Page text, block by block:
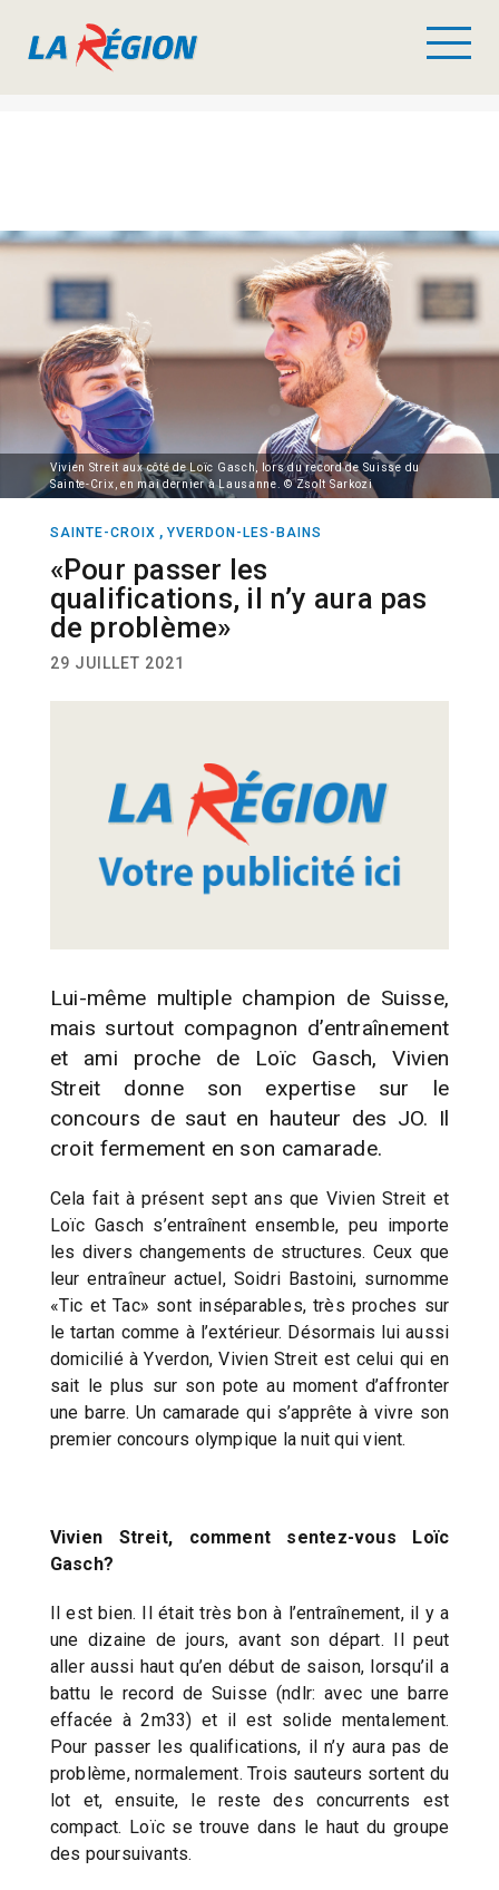
Vivien Streit aux côté de Loïc Gasch, lors du record de Suisse du
Sainte-Crix, en mai dernier à Lausanne. © Zsolt Sarkozi
SAINTE-CROIX , YVERDON-LES-BAINS
«Pour passer les
qualifications, il n’y aura pas
de problème»
29 JUILLET 2021
Lui-même multiple champion de Suisse,
mais surtout compagnon d’entraînement
et ami proche de Loïc Gasch, Vivien
Streit donne son expertise sur le
concours de saut en hauteur des JO. Il
croit fermement en son camarade.
Cela fait à présent sept ans que Vivien Streit et
Loïc Gasch s’entraînent ensemble, peu importe
les divers changements de structures. Ceux que
leur entraîneur actuel, Soidri Bastoini, surnomme
«Tic et Tac» sont inséparables, très proches sur
le tartan comme à l’extérieur. Désormais lui aussi
domicilié à Yverdon, Vivien Streit est celui qui en
sait le plus sur son pote au moment d’affronter
une barre. Un camarade qui s’apprête à vivre son
premier concours olympique la nuit qui vient.
Vivien Streit, comment sentez-vous Loïc
Gasch?
Il est bien. Il était très bon à l’entraînement, il y a
une dizaine de jours, avant son départ. Il peut
aller aussi haut qu’en début de saison, lorsqu’il a
battu le record de Suisse (ndlr: avec une barre
effacée à 2m33) et il est solide mentalement.
Pour passer les qualifications, il n’y aura pas de
problème, normalement. Trois sauteurs sortent du
lot et, ensuite, le reste des concurrents est
compact. Loïc se trouve dans le haut du groupe
des poursuivants.